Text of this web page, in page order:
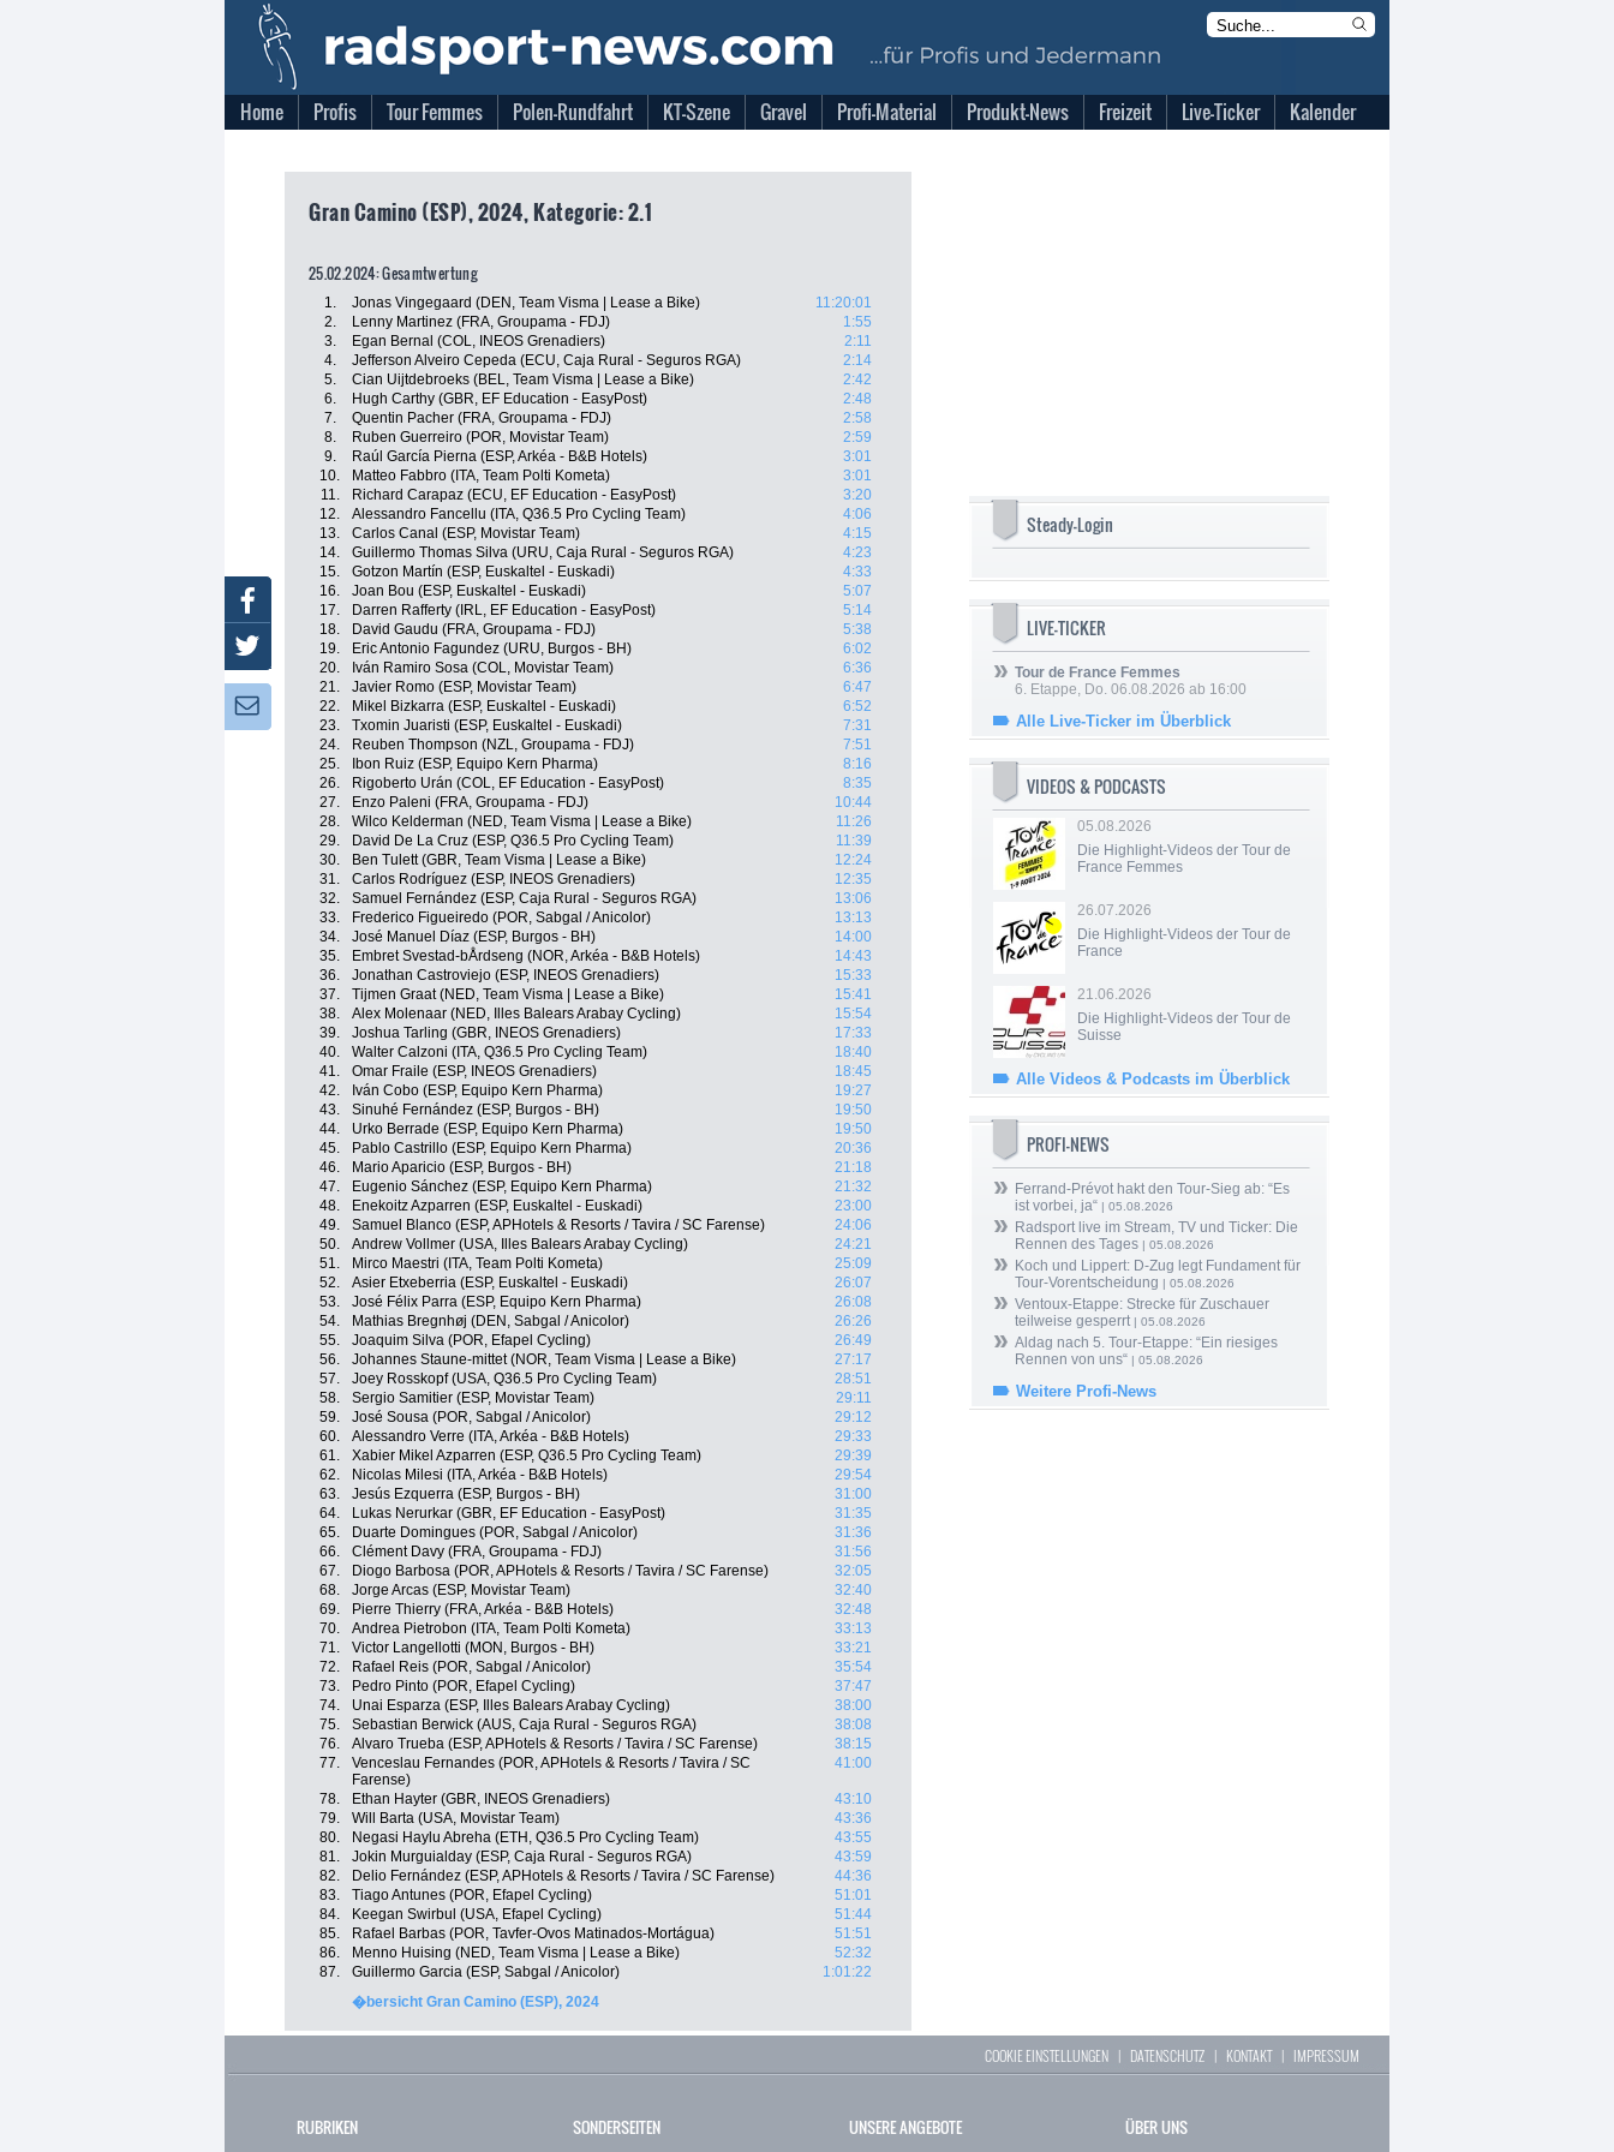
Home Profis Tour Femmes Polen-Rundfahrt KT-Szene Gravel Profi-Material Produkt-News Freizeit Live-Ticker Kalender
Gran Camino (ESP), 2024, Kategorie: 2.1
25.02.2024: Gesamtwertung
1. Jonas Vingegaard (DEN, Team Visma | Lease a Bike)
11:20:01
2.
Lenny Martinez (FRA, Groupama - FDJ)
1:55
3.
Egan Bernal (COL, INEOS Grenadiers)
2:11
4.
Jefferson Alveiro Cepeda (ECU, Caja Rural - Seguros RGA)
2:14
5.
Cian Uijtdebroeks (BEL, Team Visma | Lease a Bike)
2:42
6.
Hugh Carthy (GBR, EF Education - EasyPost)
2:48
7.
Quentin Pacher (FRA, Groupama - FDJ)
2:58
8.
Ruben Guerreiro (POR, Movistar Team)
2:59
9.
Raúl García Pierna (ESP, Arkéa - B&B Hotels)
3:01
10.
Matteo Fabbro (ITA, Team Polti Kometa)
3:01
11.
Richard Carapaz (ECU, EF Education - EasyPost)
3:20
12.
Alessandro Fancellu (ITA, Q36.5 Pro Cycling Team)
4:06
13.
Carlos Canal (ESP, Movistar Team)
4:15
14.
Guillermo Thomas Silva (URU, Caja Rural - Seguros RGA)
4:23
15.
Gotzon Martín (ESP, Euskaltel - Euskadi)
4:33
16.
Joan Bou (ESP, Euskaltel - Euskadi)
5:07
17.
Darren Rafferty (IRL, EF Education - EasyPost)
5:14
18.
David Gaudu (FRA, Groupama - FDJ)
5:38
19.
Eric Antonio Fagundez (URU, Burgos - BH)
6:02
20.
Iván Ramiro Sosa (COL, Movistar Team)
6:36
21.
Javier Romo (ESP, Movistar Team)
6:47
22.
Mikel Bizkarra (ESP, Euskaltel - Euskadi)
6:52
23.
Txomin Juaristi (ESP, Euskaltel - Euskadi)
7:31
24.
Reuben Thompson (NZL, Groupama - FDJ)
7:51
25.
Ibon Ruiz (ESP, Equipo Kern Pharma)
8:16
26.
Rigoberto Urán (COL, EF Education - EasyPost)
8:35
27.
Enzo Paleni (FRA, Groupama - FDJ)
10:44
28.
Wilco Kelderman (NED, Team Visma | Lease a Bike)
11:26
29.
David De La Cruz (ESP, Q36.5 Pro Cycling Team)
11:39
30.
Ben Tulett (GBR, Team Visma | Lease a Bike)
12:24
31.
Carlos Rodríguez (ESP, INEOS Grenadiers)
12:35
32.
Samuel Fernández (ESP, Caja Rural - Seguros RGA)
13:06
33.
Frederico Figueiredo (POR, Sabgal / Anicolor)
13:13
34.
José Manuel Díaz (ESP, Burgos - BH)
14:00
35.
Embret Svestad-bÅrdseng (NOR, Arkéa - B&B Hotels)
14:43
36.
Jonathan Castroviejo (ESP, INEOS Grenadiers)
15:33
37.
Tijmen Graat (NED, Team Visma | Lease a Bike)
15:41
38.
Alex Molenaar (NED, Illes Balears Arabay Cycling)
15:54
39.
Joshua Tarling (GBR, INEOS Grenadiers)
17:33
40.
Walter Calzoni (ITA, Q36.5 Pro Cycling Team)
18:40
41.
Omar Fraile (ESP, INEOS Grenadiers)
18:45
42.
Iván Cobo (ESP, Equipo Kern Pharma)
19:27
43.
Sinuhé Fernández (ESP, Burgos - BH)
19:50
44.
Urko Berrade (ESP, Equipo Kern Pharma)
19:50
45.
Pablo Castrillo (ESP, Equipo Kern Pharma)
20:36
46.
Mario Aparicio (ESP, Burgos - BH)
21:18
47.
Eugenio Sánchez (ESP, Equipo Kern Pharma)
21:32
48.
Enekoitz Azparren (ESP, Euskaltel - Euskadi)
23:00
49.
Samuel Blanco (ESP, APHotels & Resorts / Tavira / SC Farense)
24:06
50.
Andrew Vollmer (USA, Illes Balears Arabay Cycling)
24:21
51.
Mirco Maestri (ITA, Team Polti Kometa)
25:09
52.
Asier Etxeberria (ESP, Euskaltel - Euskadi)
26:07
53.
José Félix Parra (ESP, Equipo Kern Pharma)
26:08
54.
Mathias Bregnhøj (DEN, Sabgal / Anicolor)
26:26
55.
Joaquim Silva (POR, Efapel Cycling)
26:49
56.
Johannes Staune-mittet (NOR, Team Visma | Lease a Bike)
27:17
57.
Joey Rosskopf (USA, Q36.5 Pro Cycling Team)
28:51
58.
Sergio Samitier (ESP, Movistar Team)
29:11
59.
José Sousa (POR, Sabgal / Anicolor)
29:12
60.
Alessandro Verre (ITA, Arkéa - B&B Hotels)
29:33
61.
Xabier Mikel Azparren (ESP, Q36.5 Pro Cycling Team)
29:39
62.
Nicolas Milesi (ITA, Arkéa - B&B Hotels)
29:54
63.
Jesús Ezquerra (ESP, Burgos - BH)
31:00
64.
Lukas Nerurkar (GBR, EF Education - EasyPost)
31:35
65.
Duarte Domingues (POR, Sabgal / Anicolor)
31:36
66.
Clément Davy (FRA, Groupama - FDJ)
31:56
67.
Diogo Barbosa (POR, APHotels & Resorts / Tavira / SC Farense)
32:05
68.
Jorge Arcas (ESP, Movistar Team)
32:40
69.
Pierre Thierry (FRA, Arkéa - B&B Hotels)
32:48
70.
Andrea Pietrobon (ITA, Team Polti Kometa)
33:13
71.
Victor Langellotti (MON, Burgos - BH)
33:21
72.
Rafael Reis (POR, Sabgal / Anicolor)
35:54
73.
Pedro Pinto (POR, Efapel Cycling)
37:47
74.
Unai Esparza (ESP, Illes Balears Arabay Cycling)
38:00
75.
Sebastian Berwick (AUS, Caja Rural - Seguros RGA)
38:08
76.
Alvaro Trueba (ESP, APHotels & Resorts / Tavira / SC Farense)
38:15
77.
Venceslau Fernandes (POR, APHotels & Resorts / Tavira / SC
Farense)
41:00
78. Ethan Hayter (GBR, INEOS Grenadiers)
43:10
79.
Will Barta (USA, Movistar Team)
43:36
80.
Negasi Haylu Abreha (ETH, Q36.5 Pro Cycling Team)
43:55
81.
Jokin Murguialday (ESP, Caja Rural - Seguros RGA)
43:59
82.
Delio Fernández (ESP, APHotels & Resorts / Tavira / SC Farense)
44:36
83.
Tiago Antunes (POR, Efapel Cycling)
51:01
84.
Keegan Swirbul (USA, Efapel Cycling)
51:44
85.
Rafael Barbas (POR, Tavfer-Ovos Matinados-Mortágua)
51:51
86.
Menno Huising (NED, Team Visma | Lease a Bike)
52:32
87.
Guillermo Garcia (ESP, Sabgal / Anicolor)
1:01:22
�bersicht Gran Camino (ESP), 2024
Steady-Login
LIVE-TICKER
Tour de France Femmes
6. Etappe, Do. 06.08.2026 ab 16:00
Alle Live-Ticker im Überblick
VIDEOS & PODCASTS
05.08.2026
Die Highlight-Videos der Tour de
France Femmes
26.07.2026
Die Highlight-Videos der Tour de
France
21.06.2026
Die Highlight-Videos der Tour de
Suisse
Alle Videos & Podcasts im Überblick
PROFI-NEWS
Ferrand-Prévot hakt den Tour-Sieg ab: “Es
ist vorbei, ja“ | 05.08.2026
Radsport live im Stream, TV und Ticker: Die
Rennen des Tages | 05.08.2026
Koch und Lippert: D-Zug legt Fundament für
Tour-Vorentscheidung | 05.08.2026
Ventoux-Etappe: Strecke für Zuschauer
teilweise gesperrt| 05.08.2026
Aldag nach 5. Tour-Etappe: “Ein riesiges
Rennen von uns“ | 05.08.2026
Weitere Profi-News
Facebook
Twitter
Newsletter:
COOKIE EINSTELLUNGEN | DATENSCHUTZ | KONTAKT| IMPRESSUM
RUBRIKEN SONDERSEITEN UNSERE ANGEBOTE ÜBER UNS